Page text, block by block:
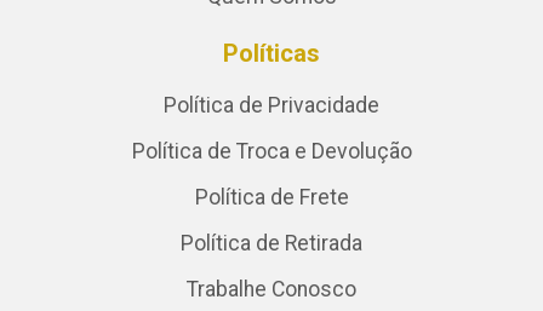
Políticas
Política de Privacidade
Política de Troca e Devolução
Política de Frete
Política de Retirada
Trabalhe Conosco